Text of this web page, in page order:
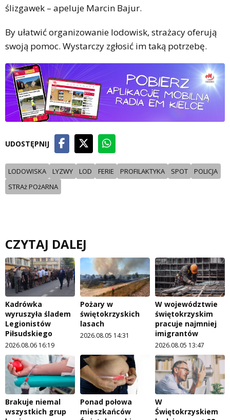
ślizgawek – apeluje Marcin Bajur.
By ułatwić organizowanie lodowisk, strażacy oferują
swoją pomoc. Wystarczy zgłosić im taką potrzebę.
UDOSTĘPNIJ
LODOWISKA LYZWY LOD FERIE PROFILAKTYKA SPOT
POLICJA
STRAż POżARNA
CZYTAJ DALEJ
Kadrówka
wyruszyła śladem
Legionistów
Piłsudskiego
2026.08.06 16:19
Pożary w
świętokrzyskich
lasach
2026.08.05 14:31
W województwie
świętokrzyskim
pracuje najmniej
imigrantów
2026.08.05 13:47
Brakuje niemal
wszystkich grup
Ponad połowa
mieszkańców
W
Świętokrzyskiem